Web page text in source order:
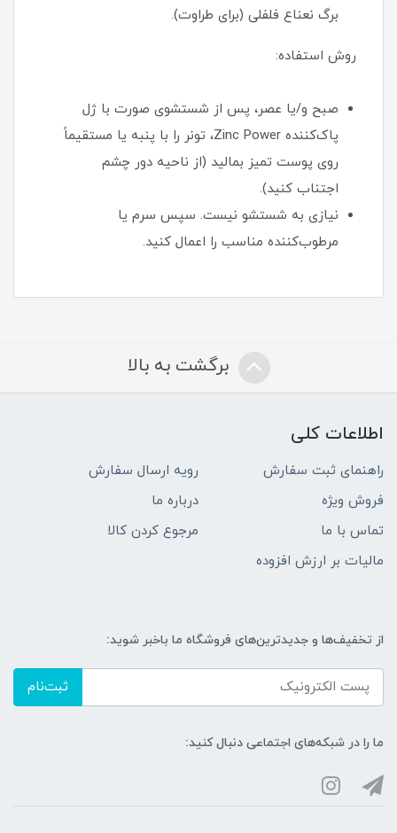
برگ نعناع فلفلی (برای طراوت).
روش استفاده:
صبح و/یا عصر، پس از شستشوی صورت با ژل
پاک‌کننده Zinc Power، تونر را با پنبه یا مستقیماً
روی پوست تمیز بمالید (از ناحیه دور چشم
اجتناب کنید).
نیازی به شستشو نیست. سپس سرم یا
مرطوب‌کننده مناسب را اعمال کنید.
برگشت به بالا
اطلاعات کلی
راهنمای ثبت سفارش
رویه ارسال سفارش
فروش ویژه
درباره ما
تماس با ما
مرجوع کردن کالا
مالیات بر ارزش افزوده
از تخفیف‌ها و جدیدترین‌های فروشگاه ما باخبر شوید:
ثبت‌نام
ما را در شبکه‌های اجتماعی دنبال کنید: